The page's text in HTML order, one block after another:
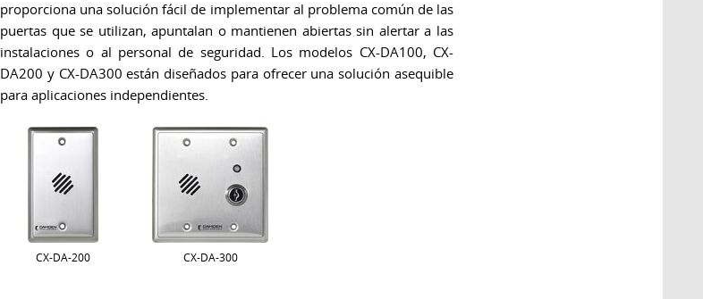
proporciona una solución fácil de implementar al problema común de las
puertas que se utilizan, apuntalan o mantienen abiertas sin alertar a las
instalaciones o al personal de seguridad. Los modelos CX-DA100, CX-
DA200 y CX-DA300 están diseñados para ofrecer una solución asequible
para aplicaciones independientes.
CX-DA-200 CX-DA-300